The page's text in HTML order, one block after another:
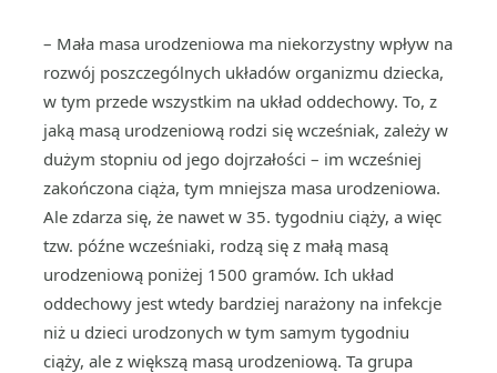
– Mała masa urodzeniowa ma niekorzystny wpływ na
rozwój poszczególnych układów organizmu dziecka,
w tym przede wszystkim na układ oddechowy. To, z
jaką masą urodzeniową rodzi się wcześniak, zależy w
dużym stopniu od jego dojrzałości – im wcześniej
zakończona ciąża, tym mniejsza masa urodzeniowa.
Ale zdarza się, że nawet w 35. tygodniu ciąży, a więc
tzw. późne wcześniaki, rodzą się z małą masą
urodzeniową poniżej 1500 gramów. Ich układ
oddechowy jest wtedy bardziej narażony na infekcje
niż u dzieci urodzonych w tym samym tygodniu
ciąży, ale z większą masą urodzeniową. Ta grupa